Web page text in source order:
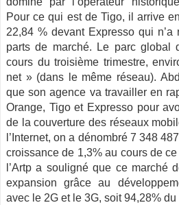
Pour ce qui est de Tigo, il arrive
22,84 % devant Expresso qui
parts de marché. Le parc global
cours du troisième trimestre,
net » (dans le même réseau).
que son agence va travailler en
Orange, Tigo et Expresso pour
de la couverture des réseaux
l’Internet, on a dénombré 7 348
croissance de 1,3% au cours de
l’Artp a souligné que ce marché
expansion grâce au
avec le 2G et le 3G, soit 94,28% du